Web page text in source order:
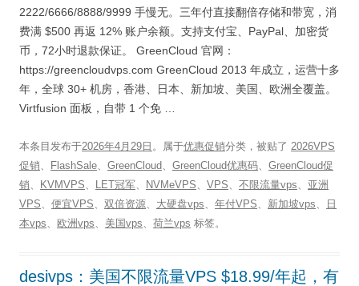
2222/6666/8888/9999 手慢无。三年付直接翻倍存储和带宽，消
费满 $500 再返 12% 账户余额。支持支付宝、PayPal、加密货
币，72小时退款保证。 GreenCloud 官网：
https://greencloudvps.com GreenCloud 2013 年成立，运营十多
年，全球 30+ 机房，香港、日本、新加坡、美国、欧洲全覆盖。
Virtfusion 面板，自带 1 个免 …
本条目发布于2026年4月29日 。属于优惠促销分类，被贴了 2026VPS
促销、 FlashSale、 GreenCloud、 GreenCloud优惠码、 GreenCloud促
销、 KVMVPS、 LET冠军、 NVMeVPS、 VPS、 不限流量vps、 亚洲
VPS、 便宜VPS、 双倍资源、 大硬盘vps、 年付VPS、 新加坡vps、
日
本vps、 欧洲vps、 美国vps、 荷兰vps 标签。
desivps：美国不限流量VPS $18.99/年起，有